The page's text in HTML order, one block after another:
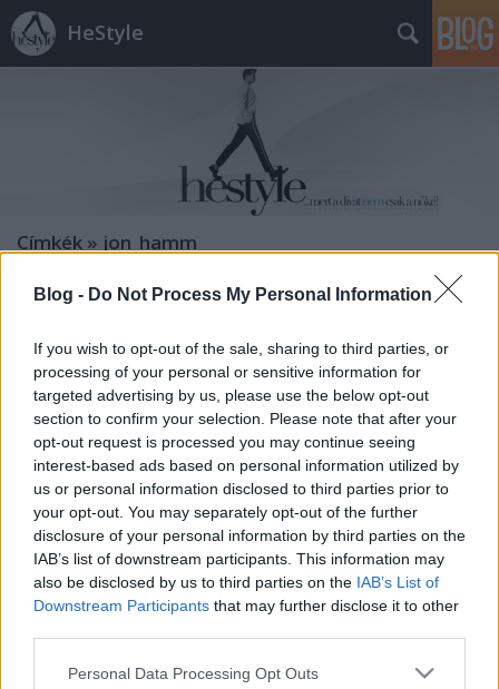
Blog - Do Not Process My Personal Information
If you wish to opt-out of the sale, sharing to third parties, or
processing of your personal or sensitive information for
targeted advertising by us, please use the below opt-out
section to confirm your selection. Please note that after your
opt-out request is processed you may continue seeing
interest-based ads based on personal information utilized by
us or personal information disclosed to third parties prior to
your opt-out. You may separately opt-out of the further
disclosure of your personal information by third parties on the
IAB’s list of downstream participants. This information may
also be disclosed by us to third parties on the IAB’s List of
Downstream Participants that may further disclose it to other
Please note that this website/app uses one or more Google
Personal Data Processing Opt Outs
HeStyle
Címkék » jon_hamm
Hajtrend 2013: A "Don Draper" stílus
HeStyle 2013. február 19.
Mostanában egyre több levelet kapunk Tőletek,
amelyben arra kértek minket, hogy a divaton túl,
foglalkozzunk kicsit többet a férfi szépségápolással
is, ezek között pedig az egyes
hajtrendekkel.Kéréseteket teljesítve egy új
cikksorozatot indítunk, amelyben a 2013-as év
népszerű,…
Melyik sztár nézett ki a legjobban?
#23
HorvathL•2012. március 27.